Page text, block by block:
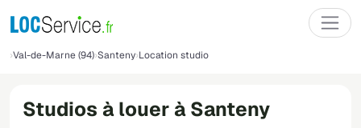
Val-de-Marne (94) Santeny Location studio
Studios à louer à Santeny